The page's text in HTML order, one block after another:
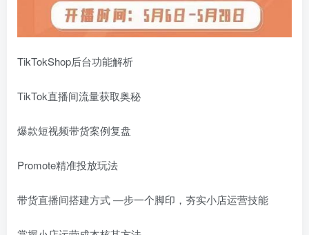
TikTokShop后台功能解析
TikTok直播间流量获取奥秘
爆款短视频带货案例复盘
Promote精准投放玩法
带货直播间搭建方式 —步一个脚印，夯实小店运营技能